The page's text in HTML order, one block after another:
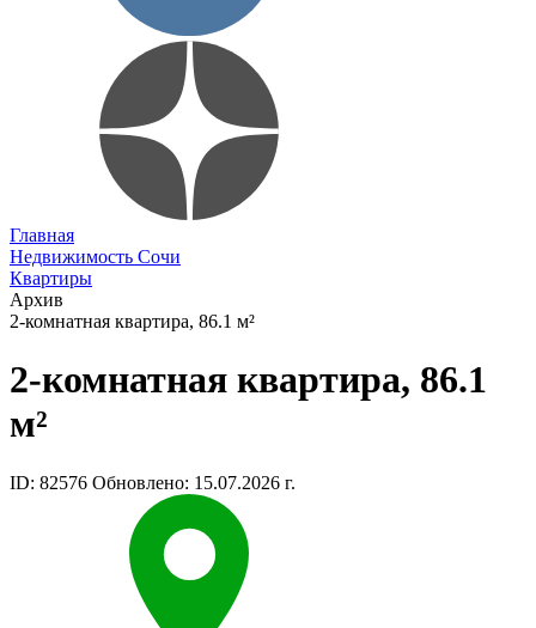
Главная
Недвижимость Сочи
Квартиры
Архив
2-комнатная квартира, 86.1 м²
2-комнатная квартира, 86.1
м²
ID: 82576 Обновлено: 15.07.2026 г.